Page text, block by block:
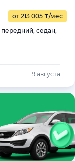
от 213 005 ₸/мес
передний, седан,
9 августа